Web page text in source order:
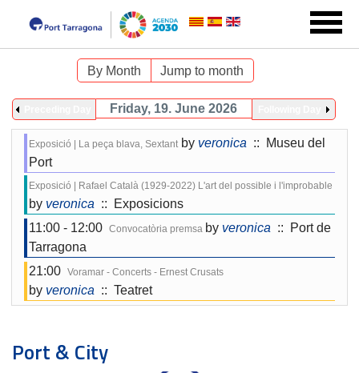
By Month Jump to month
Friday, 19. June 2026
Exposició | La peça blava, Sextant by veronica :: Museu del
Port
Exposició | Rafael Català (1929-2022) L'art del possible i l'improbable
by veronica :: Exposicions
11:00 - 12:00 Convocatòria premsa by veronica :: Port de
Tarragona
21:00 Voramar - Concerts - Ernest Crusats
by veronica :: Teatret
Port & City